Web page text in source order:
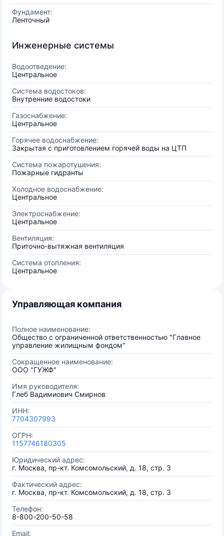
Фундамент:
Ленточный
Инженерные системы
Водоотведение:
Центральное
Система водостоков:
Внутренние водостоки
Газоснабжение:
Центральное
Горячее водоснабжение:
Закрытая с приготовлением горячей воды на ЦТП
Система пожаротушения:
Пожарные гидранты
Холодное водоснабжение:
Центральное
Электроснабжение:
Центральное
Вентиляция:
Приточно-вытяжная вентиляция
Система отопления:
Центральное
Управляющая компания
Полное наименование:
Общество с ограниченной ответственностью "Главное
управление жилищным фондом"
Сокращенное наименование:
ООО "ГУЖФ"
Имя руководителя:
Глеб Вадимиович Смирнов
ИНН:
7704307993
ОГРН:
1157746180305
Юридический адрес:
г. Москва, пр-кт. Комсомольский, д. 18, стр. 3
Фактический адрес:
г. Москва, пр-кт. Комсомольский, д. 18, стр. 3
Телефон:
8-800-200-50-58
Email: